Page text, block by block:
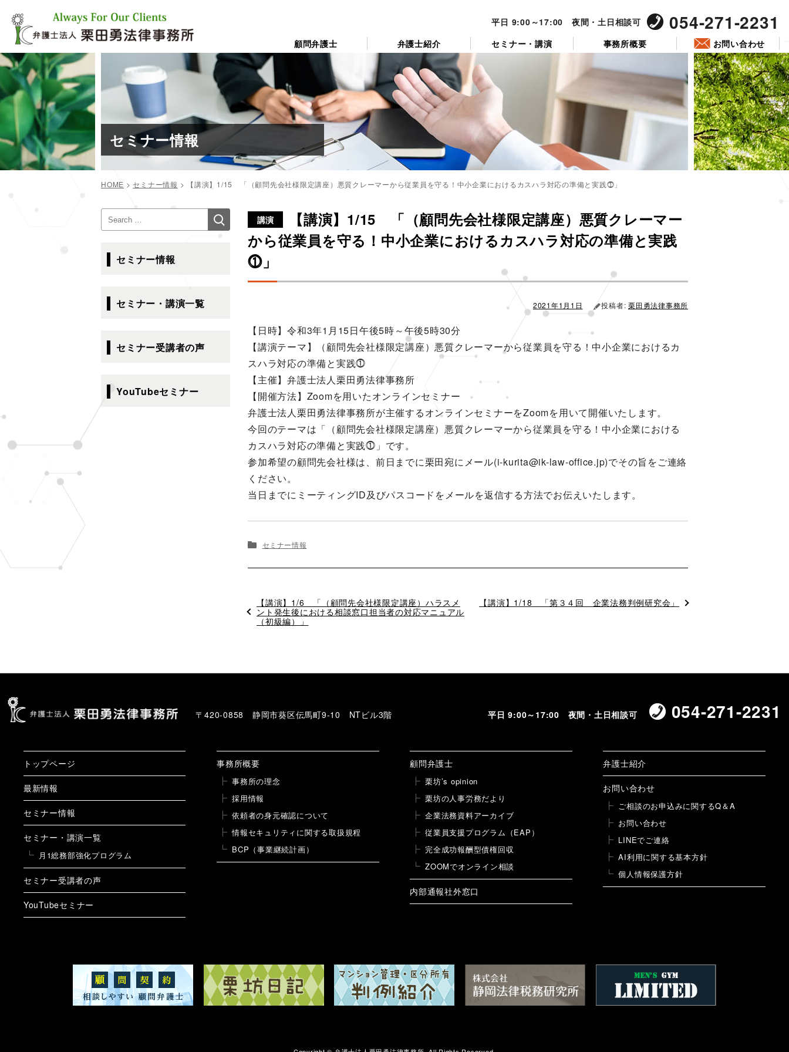
ツ
へ
ス
キ
プ
平日 9:00～17:00 夜間・土日相談可 054-271-2231
顧問弁護士 弁護士紹介 セミナー・講演 事務所概要 お問い合わせ
セミナー情報
HOME > セミナー情報 > 【講演】1/15 「（顧問先会社様限定講座）悪質クレーマーから従業員を守る！中小企業におけるカスハラ対応の準備と実践⓵」
講演
【講演】1/15 「（顧問先会社様限定講座）悪質クレーマー
から従業員を守る！中小企業におけるカスハラ対応の準備と実践
⓵」
日:
2021年1月1日 投稿者: 栗田勇法律事務所
【日時】令和3年1月15日午後5時～午後5時30分
【講演テーマ】（顧問先会社様限定講座）悪質クレーマーから従業員を守る！中小企業におけるカ
スハラ対応の準備と実践⓵
【主催】弁護士法人栗田勇法律事務所
【開催方法】Zoomを用いたオンラインセミナー
弁護士法人栗田勇法律事務所が主催するオンラインセミナーをZoomを用いて開催いたします。
今回のテーマは「（顧問先会社様限定講座）悪質クレーマーから従業員を守る！中小企業における
カスハラ対応の準備と実践⓵」です。
参加希望の顧問先会社様は、前日までに栗田宛にメール(i-kurita@ik-law-office.jp)でその旨をご連絡
ください。
当日までにミーティングID及びパスコードをメールを返信する方法でお伝えいたします。
ゴ
リ
ー
セミナー情報
稿
ナ
ビ
ゲ
ー
ン
過
去
の
【講演】1/6 「（顧問先会社様限定講座）ハラスメ
ント発生後における相談窓口担当者の対応マニュアル
（初級編）」
次【講演】1/18 「第３４回 企業法務判例研究会」
検
索:
検
索
セミナー情報
セミナー・講演一覧
セミナー受講者の声
YouTubeセミナー
〒420-0858 静岡市葵区伝馬町9-10 NTビル3階 平日 9:00～17:00 夜間・土日相談可 054-271-2231
トップページ
最新情報
セミナー情報
セミナー・講演一覧
月1総務部強化プログラム
セミナー受講者の声
YouTubeセミナー
事務所概要
事務所の理念
採用情報
依頼者の身元確認について
情報セキュリティに関する取扱規程
BCP（事業継続計画）
顧問弁護士
栗坊’s opinion
栗坊の人事労務だより
企業法務資料アーカイブ
従業員支援プログラム（EAP）
完全成功報酬型債権回収
ZOOMでオンライン相談
内部通報社外窓口
弁護士紹介
お問い合わせ
ご相談のお申込みに関するQ＆A
お問い合わせ
LINEでご連絡
AI利用に関する基本方針
個人情報保護方針